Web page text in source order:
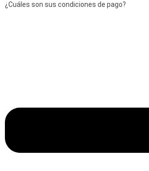
¿Cuáles son sus condiciones de pago?